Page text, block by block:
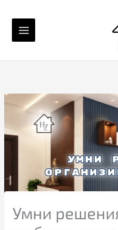
content
Умни